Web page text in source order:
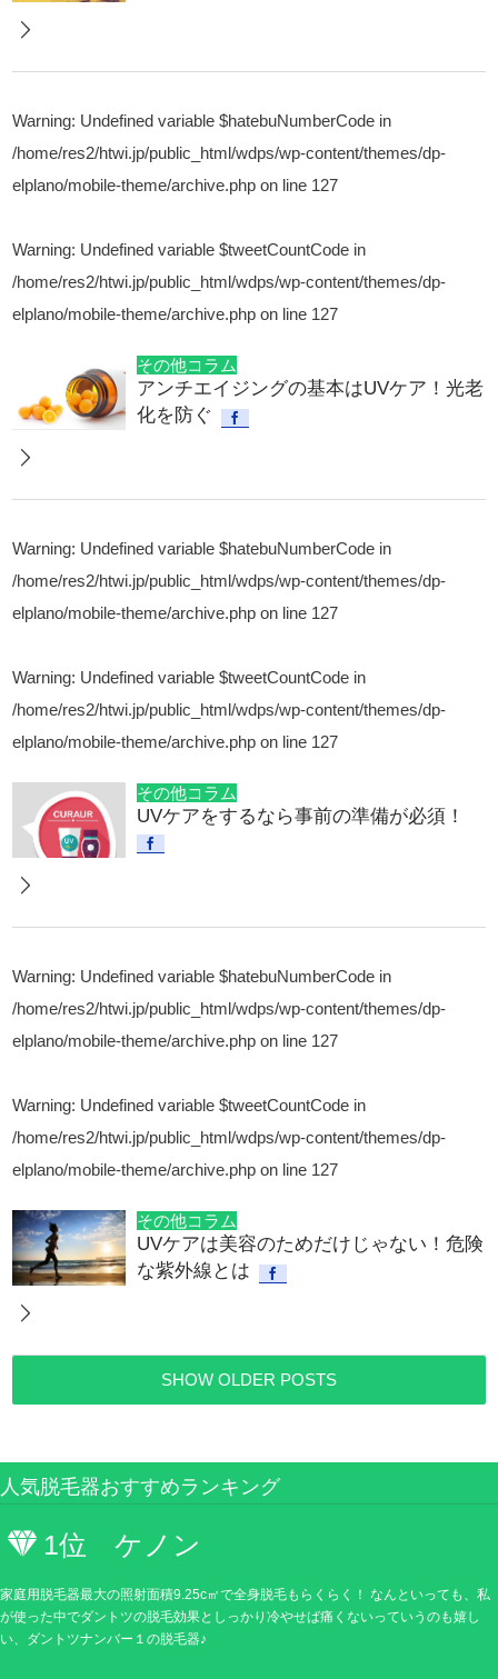
Warning: Undefined variable $hatebuNumberCode in
/home/res2/htwi.jp/public_html/wdps/wp-content/themes/dp-
elplano/mobile-theme/archive.php on line 127
Warning: Undefined variable $tweetCountCode in
/home/res2/htwi.jp/public_html/wdps/wp-content/themes/dp-
elplano/mobile-theme/archive.php on line 127
その他コラム
アンチエイジングの基本はUVケア！光老
化を防ぐ
Warning: Undefined variable $hatebuNumberCode in
/home/res2/htwi.jp/public_html/wdps/wp-content/themes/dp-
elplano/mobile-theme/archive.php on line 127
Warning: Undefined variable $tweetCountCode in
/home/res2/htwi.jp/public_html/wdps/wp-content/themes/dp-
elplano/mobile-theme/archive.php on line 127
その他コラム
UVケアをするなら事前の準備が必須！
Warning: Undefined variable $hatebuNumberCode in
/home/res2/htwi.jp/public_html/wdps/wp-content/themes/dp-
elplano/mobile-theme/archive.php on line 127
Warning: Undefined variable $tweetCountCode in
/home/res2/htwi.jp/public_html/wdps/wp-content/themes/dp-
elplano/mobile-theme/archive.php on line 127
その他コラム
UVケアは美容のためだけじゃない！危険
な紫外線とは
SHOW OLDER POSTS
人気脱毛器おすすめランキング
1位 ケノン
家庭用脱毛器最大の照射面積9.25c㎡で全身脱毛もらくらく！ なんといっても、私
が使った中でダントツの脱毛効果としっかり冷やせば痛くないっていうのも嬉し
い、ダントツナンバー１の脱毛器♪